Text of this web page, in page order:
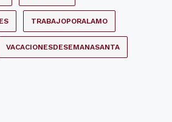
TRABAJOPORALAMO
VACACIONESDESEMANASANTA